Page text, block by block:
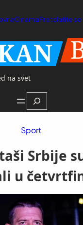
O namaPretplatite se
na svet
Search
Sport
Srbije
u